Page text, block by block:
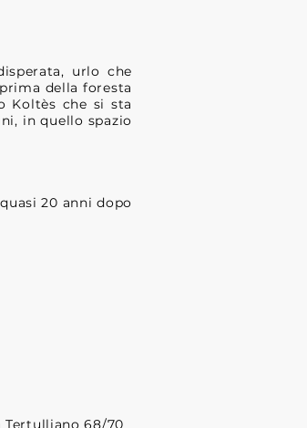
urlo che
della foresta
Koltès che si sta
in quello spazio
20 anni dopo
Tertulliano 68/70